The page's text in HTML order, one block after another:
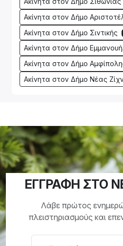
Ακίνητα στον Δήμο
Ακίνητα στον Δήμο Σιντικής
Ακίνητα στον Δήμο
Ακίνητα στον Δήμο
Ακίνητα στον Δήμο Νέας
ΕΓΓΡΑΦΗ ΣΤΟ
Λάβε πρώτος
πλειστηριασμούς και